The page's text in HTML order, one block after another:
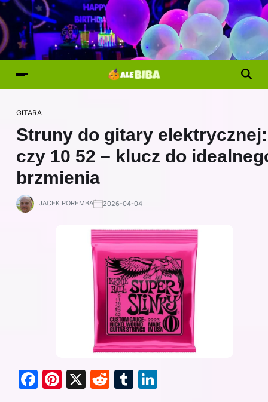
GITARA
Struny do gitary
czy 10 52 – klucz do
brzmienia
JACEK POREMBA 2026-04-04
F
Pi X
R
T